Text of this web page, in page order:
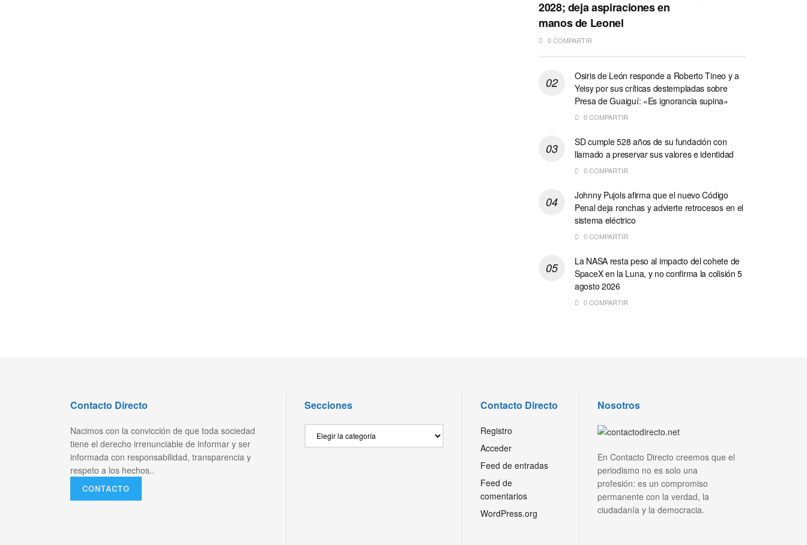
2028; deja aspiraciones en
manos de Leonel
0 COMPARTIR
Osiris de León responde a Roberto Tineo y a
Yeisy por sus críticas destempladas sobre
Presa de Guaiguí: «Es ignorancia supina»
0 COMPARTIR
SD cumple 528 años de su fundación con
llamado a preservar sus valores e identidad
0 COMPARTIR
Johnny Pujols afirma que el nuevo Código
Penal deja ronchas y advierte retrocesos en el
sistema eléctrico
0 COMPARTIR
La NASA resta peso al impacto del cohete de
SpaceX en la Luna, y no confirma la colisión 5
agosto 2026
0 COMPARTIR
Contacto Directo
Nacimos con la convicción de que toda sociedad
tiene el derecho irrenunciable de informar y ser
informada con responsabilidad, transparencia y
respeto a los hechos..
CONTACTO
Secciones Contacto Directo
Registro
Acceder
Feed de entradas
Feed de
comentarios
WordPress.org
Nosotros
En Contacto Directo creemos que el
periodismo no es solo una
profesión: es un compromiso
permanente con la verdad, la
ciudadanía y la democracia.